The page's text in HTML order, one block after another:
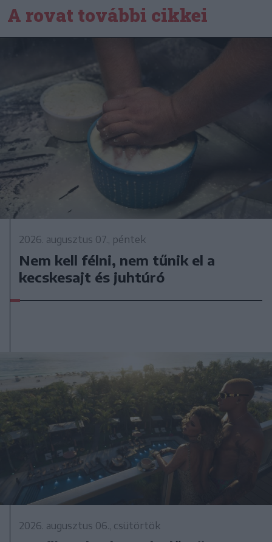
A rovat további cikkei
2026. augusztus 07., péntek
Nem kell félni, nem tűnik el a
kecskesajt és juhtúró
2026. augusztus 06., csütörtök